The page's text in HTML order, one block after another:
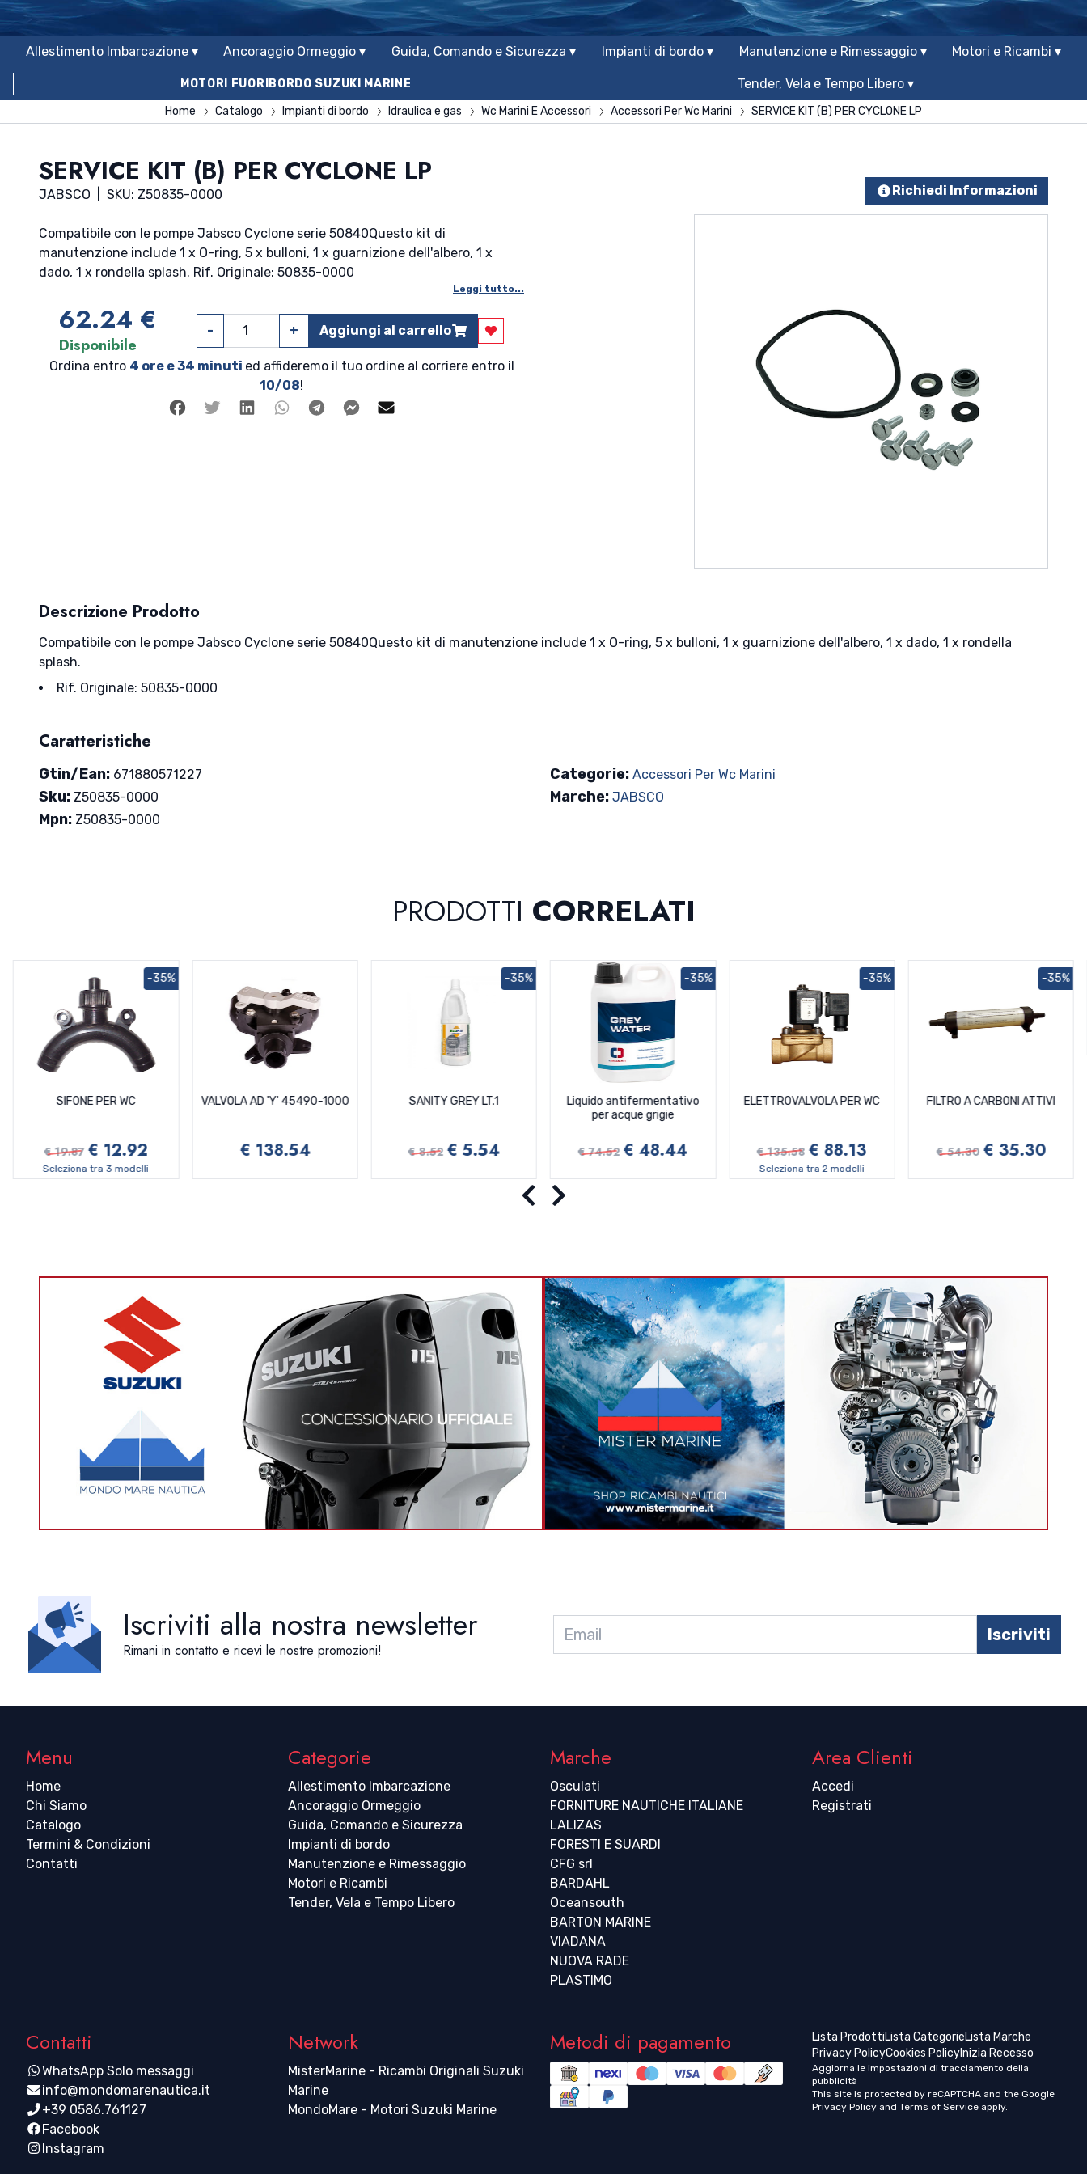
Allestimento Imbarcazione ▾ Ancoraggio Ormeggio ▾ Guida, Comando e Sicurezza ▾ Impianti di bordo ▾ Manutenzione e Rimessaggio ▾ Motori e Ricambi ▾
MOTORI FUORIBORDO SUZUKI MARINE Tender, Vela e Tempo Libero ▾
Home Catalogo Impianti di bordo Idraulica e gas Wc Marini E Accessori Accessori Per Wc Marini SERVICE KIT (B) PER CYCLONE LP
SERVICE KIT (B) PER CYCLONE LP
JABSCO SKU: Z50835-0000 Richiedi Informazioni
Compatibile con le pompe Jabsco Cyclone serie 50840Questo kit di
manutenzione include 1 x O-ring, 5 x bulloni, 1 x guarnizione dell'albero, 1 x
dado, 1 x rondella splash. Rif. Originale: 50835-0000
Leggi tutto...
62.24 €
Disponibile
- + Aggiungi al carrello Aggiungi ai preferiti
Ordina entro 4 ore e 34 minuti ed affideremo il tuo ordine al corriere entro il
10/08!
FacebookTwitterLinkedinWhatsappTelegramFacebook Messenger
Descrizione Prodotto
Compatibile con le pompe Jabsco Cyclone serie 50840Questo kit di manutenzione include 1 x O-ring, 5 x bulloni, 1 x guarnizione dell'albero, 1 x dado, 1 x rondella
splash.
Rif. Originale: 50835-0000
Caratteristiche
Gtin/Ean: 671880571227
Sku: Z50835-0000
Mpn: Z50835-0000
Categorie: Accessori Per Wc Marini
Marche: JABSCO
PRODOTTI CORRELATI
SIFONE PER WC
€ 19.87 € 12.92
-35%
Seleziona tra 3 modelli
VALVOLA AD 'Y' 45490-1000
€ 138.54
SANITY GREY LT.1
€ 8.52 € 5.54
-35%
Liquido antifermentativo
per acque grigie
€ 74.52 € 48.44
-35%
ELETTROVALVOLA PER WC
€ 135.58 € 88.13
-35%
Seleziona tra 2 modelli
FILTRO A CARBONI ATTIVI
€ 54.30 € 35.30
-35%
Iscriviti alla nostra newsletter
Rimani in contatto e ricevi le nostre promozioni!
Iscriviti
Menu
Home
Chi Siamo
Catalogo
Termini & Condizioni
Contatti
Categorie
Allestimento Imbarcazione
Ancoraggio Ormeggio
Guida, Comando e Sicurezza
Impianti di bordo
Manutenzione e Rimessaggio
Motori e Ricambi
Tender, Vela e Tempo Libero
Marche
Osculati
FORNITURE NAUTICHE ITALIANE
LALIZAS
FORESTI E SUARDI
CFG srl
BARDAHL
Oceansouth
BARTON MARINE
VIADANA
NUOVA RADE
PLASTIMO
Area Clienti
Accedi
Registrati
Contatti
WhatsApp Solo messaggi
info@mondomarenautica.it
+39 0586.761127
Facebook
Instagram
Network
MisterMarine - Ricambi Originali Suzuki
Marine
MondoMare - Motori Suzuki Marine
Metodi di pagamento Lista ProdottiLista CategorieLista Marche
Privacy PolicyCookies PolicyInizia Recesso
Aggiorna le impostazioni di tracciamento della
pubblicità
This site is protected by reCAPTCHA and the Google
Privacy Policy and Terms of Service apply.